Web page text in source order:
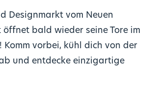
Designmarkt vom Neuen
bald wieder seine Tore im
Komm vorbei, kühl dich von der
und entdecke einzigartige